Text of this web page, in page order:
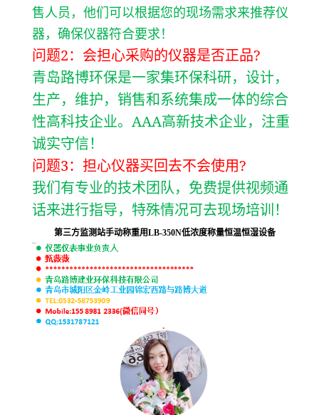
售人员，他们可以根据您的现场需求来推荐仪
器，确保仪器符合要求！
问题2：会担心采购的仪器是否正品?
青岛路博环保是一家集环保科研，设计，
生产，维护，销售和系统集成一体的综合
性高科技企业。 AAA高新技术企业，注重
诚实守信！
问题3：担心仪器买回去不会使用?
我们有专业的技术团队，免费提供视频通
话来进行指导，特殊情况可去现场培训！
第三方监测站手动称重用LB-350N低浓度称量恒温恒湿设备